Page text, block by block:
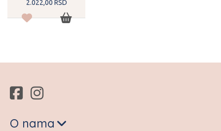
2.022,00 RSD
O nama